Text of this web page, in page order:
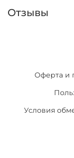
Отзывы
Оферта и
Условия